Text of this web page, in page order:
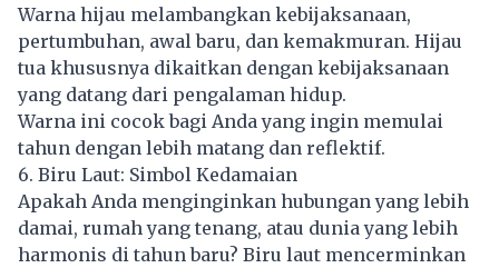
Warna hijau melambangkan kebijaksanaan,
pertumbuhan, awal baru, dan kemakmuran. Hijau
tua khususnya dikaitkan dengan kebijaksanaan
yang datang dari pengalaman hidup.
Warna ini cocok bagi Anda yang ingin memulai
tahun dengan lebih matang dan reflektif.
6. Biru Laut: Simbol Kedamaian
Apakah Anda menginginkan hubungan yang lebih
damai, rumah yang tenang, atau dunia yang lebih
harmonis di tahun baru? Biru laut mencerminkan